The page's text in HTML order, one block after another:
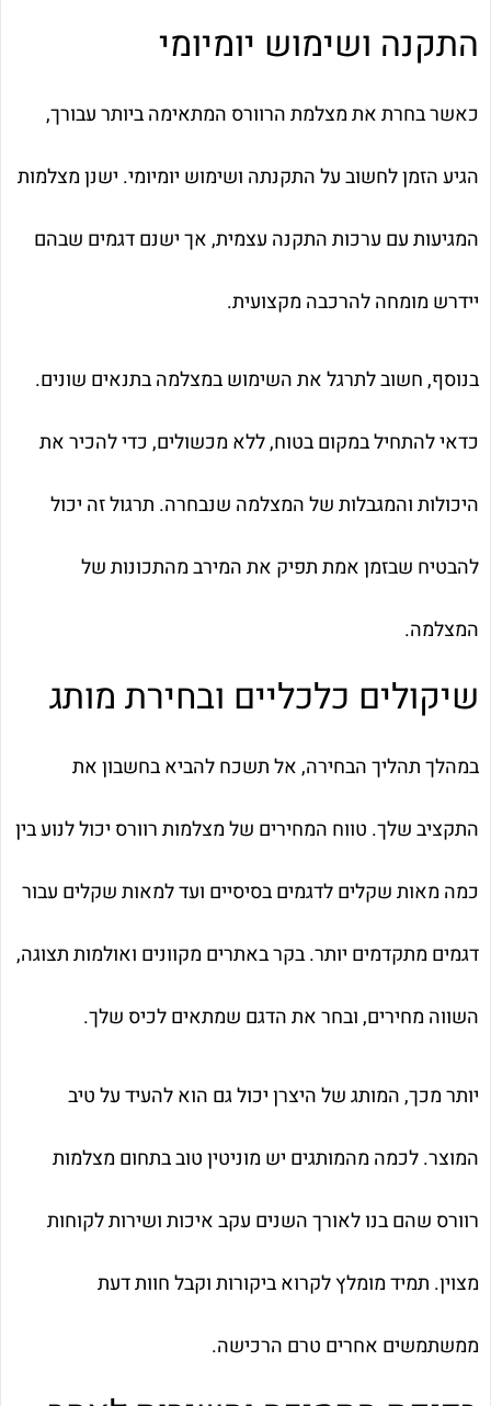
התקנה ושימוש יומיומי
כאשר בחרת את מצלמת הרוורס המתאימה ביותר עבורך,
הגיע הזמן לחשוב על התקנתה ושימוש יומיומי. ישנן מצלמות
המגיעות עם ערכות התקנה עצמית, אך ישנם דגמים שבהם
יידרש מומחה להרכבה מקצועית.
בנוסף, חשוב לתרגל את השימוש במצלמה בתנאים שונים.
כדאי להתחיל במקום בטוח, ללא מכשולים, כדי להכיר את
היכולות והמגבלות של המצלמה שנבחרה. תרגול זה יכול
להבטיח שבזמן אמת תפיק את המירב מהתכונות של
המצלמה.
שיקולים כלכליים ובחירת מותג
במהלך תהליך הבחירה, אל תשכח להביא בחשבון את
התקציב שלך. טווח המחירים של מצלמות רוורס יכול לנוע בין
כמה מאות שקלים לדגמים בסיסיים ועד למאות שקלים עבור
דגמים מתקדמים יותר. בקר באתרים מקוונים ואולמות תצוגה,
השווה מחירים, ובחר את הדגם שמתאים לכיס שלך.
יותר מכך, המותג של היצרן יכול גם הוא להעיד על טיב
המוצר. לכמה מהמותגים יש מוניטין טוב בתחום מצלמות
רוורס שהם בנו לאורך השנים עקב איכות ושירות לקוחות
מצוין. תמיד מומלץ לקרוא ביקורות וקבל חוות דעת
ממשתמשים אחרים טרם הרכישה.